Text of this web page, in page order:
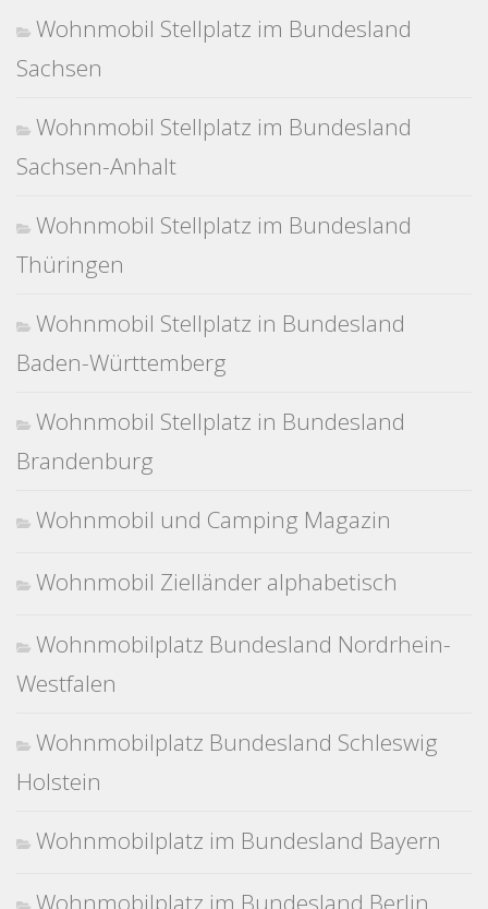
Wohnmobil Stellplatz im Bundesland
Sachsen
Wohnmobil Stellplatz im Bundesland
Sachsen-Anhalt
Wohnmobil Stellplatz im Bundesland
Thüringen
Wohnmobil Stellplatz in Bundesland
Baden-Württemberg
Wohnmobil Stellplatz in Bundesland
Brandenburg
Wohnmobil und Camping Magazin
Wohnmobil Zielländer alphabetisch
Wohnmobilplatz Bundesland Nordrhein-
Westfalen
Wohnmobilplatz Bundesland Schleswig
Holstein
Wohnmobilplatz im Bundesland Bayern
Wohnmobilplatz im Bundesland Berlin